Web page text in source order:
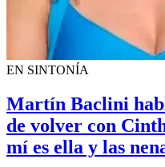
EN SINTONÍA
Martín Baclini
de volver con
mí es ella y las